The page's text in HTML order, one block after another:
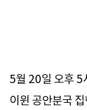
5월 20일 오후 5
이윈 공안분국